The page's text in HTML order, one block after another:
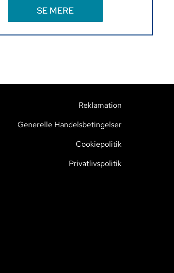
SE MERE
Reklamation
Generelle Handelsbetingelser
Cookiepolitik
Privatlivspolitik